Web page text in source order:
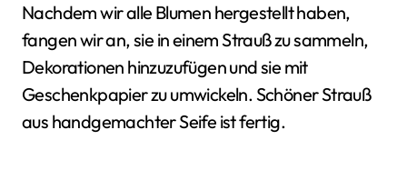
Nachdem wir alle Blumen hergestellt haben,
fangen wir an, sie in einem Strauß zu sammeln,
Dekorationen hinzuzufügen und sie mit
Geschenkpapier zu umwickeln. Schöner Strauß
aus handgemachter Seife ist fertig.